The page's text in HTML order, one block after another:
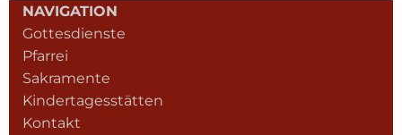
NAVIGATION
Gottesdienste
Pfarrei
Sakramente
Kindertagesstätten
Kontakt